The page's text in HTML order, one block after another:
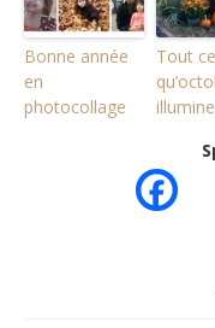
Bonne année
en
photocollage
Tout ce
illumine